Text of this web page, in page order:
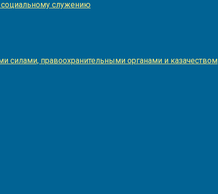
социальному служению
правоохранительными органами и казачеством